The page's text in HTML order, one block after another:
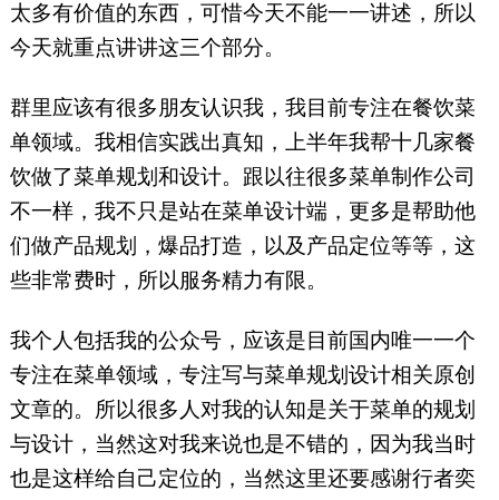
太多有价值的东西，可惜今天不能一一讲述，所以
今天就重点讲讲这三个部分。
群里应该有很多朋友认识我，我目前专注在餐饮菜
单领域。我相信实践出真知，上半年我帮十几家餐
饮做了菜单规划和设计。跟以往很多菜单制作公司
不一样，我不只是站在菜单设计端，更多是帮助他
们做产品规划，爆品打造，以及产品定位等等，这
些非常费时，所以服务精力有限。
我个人包括我的公众号，应该是目前国内唯一一个
专注在菜单领域，专注写与菜单规划设计相关原创
文章的。所以很多人对我的认知是关于菜单的规划
与设计，当然这对我来说也是不错的，因为我当时
也是这样给自己定位的，当然这里还要感谢行者奕